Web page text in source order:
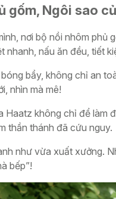
gốm, Ngôi sao
nơi bộ nồi nhôm
nhanh, nấu ăn đều, tiết
bẩy, không chỉ an
nhìn mà mê!
Haatz không chỉ để làm
thần thánh đã cứu nguy.
như vừa xuất xưởng.
bếp”!